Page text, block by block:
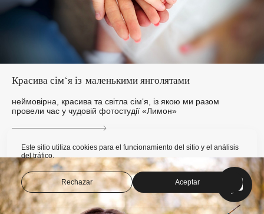
Красива сім‘я із маленькими янголятами
неймовірна, красива та світла сім‘я, із якою ми разом
провели час у чудовій фотостудії «Лимон»
Este sitio utiliza cookies para el funcionamiento del sitio y el análisis
del tráfico.
Rechazar Aceptar